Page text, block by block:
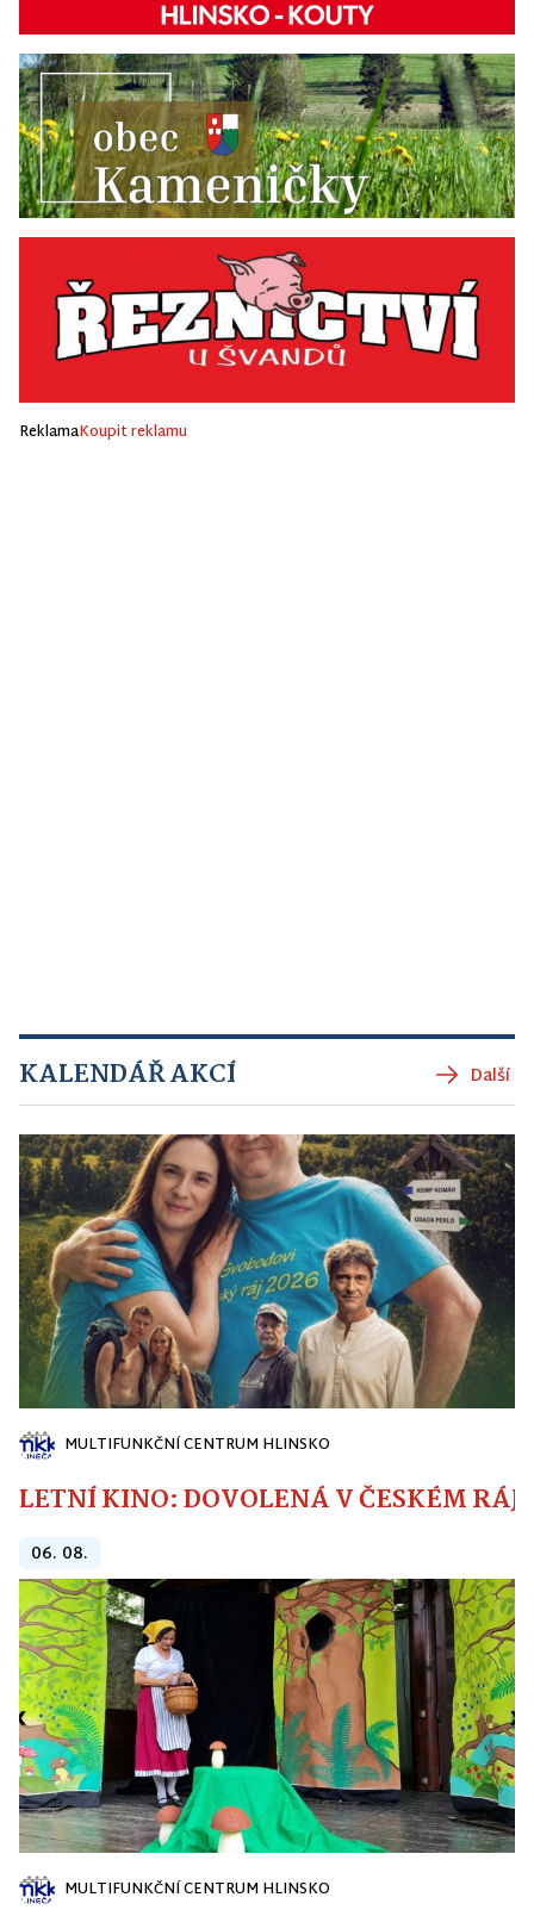
ReklamaKoupit reklamu
KALENDÁŘ AKCÍ Další
MULTIFUNKČNÍ CENTRUM HLINSKO
LETNÍ KINO: DOVOLENÁ V ČESKÉM RÁJI
06. 08.
MULTIFUNKČNÍ CENTRUM HLINSKO